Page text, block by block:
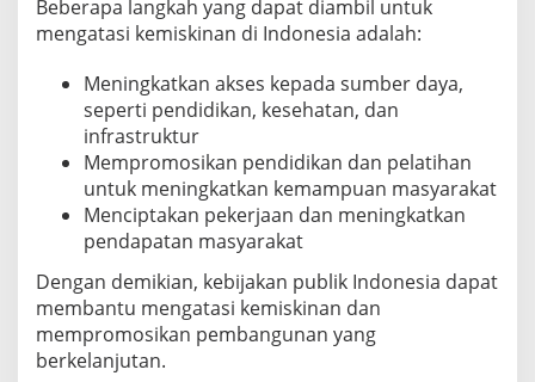
Beberapa langkah yang dapat diambil untuk
mengatasi kemiskinan di Indonesia adalah:
Meningkatkan akses kepada sumber daya,
seperti pendidikan, kesehatan, dan
infrastruktur
Mempromosikan pendidikan dan pelatihan
untuk meningkatkan kemampuan masyarakat
Menciptakan pekerjaan dan meningkatkan
pendapatan masyarakat
Dengan demikian, kebijakan publik Indonesia dapat
membantu mengatasi kemiskinan dan
mempromosikan pembangunan yang
berkelanjutan.